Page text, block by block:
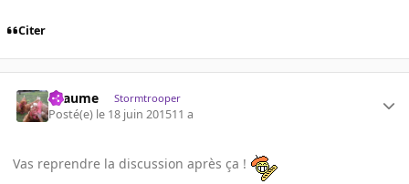
Citer
Lyaume Stormtrooper
Posté(e) le 18 juin 201511 a
Vas reprendre la discussion après ça !